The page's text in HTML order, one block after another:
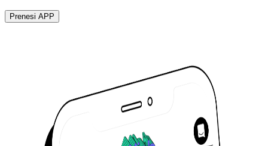
Prenesi APP